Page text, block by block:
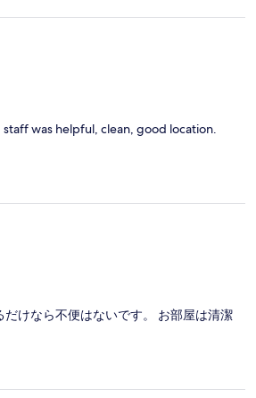
staff was helpful, clean, good location.
だけなら不便はないです。 お部屋は清潔